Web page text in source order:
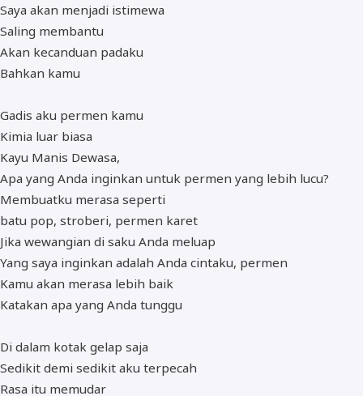
Saya akan menjadi istimewa
Saling membantu
Akan kecanduan padaku
Bahkan kamu
Gadis aku permen kamu
Kimia luar biasa
Kayu Manis Dewasa,
Apa yang Anda inginkan untuk permen yang lebih lucu?
Membuatku merasa seperti
batu pop, stroberi, permen karet
Jika wewangian di saku Anda meluap
Yang saya inginkan adalah Anda cintaku, permen
Kamu akan merasa lebih baik
Katakan apa yang Anda tunggu
Di dalam kotak gelap saja
Sedikit demi sedikit aku terpecah
Rasa itu memudar